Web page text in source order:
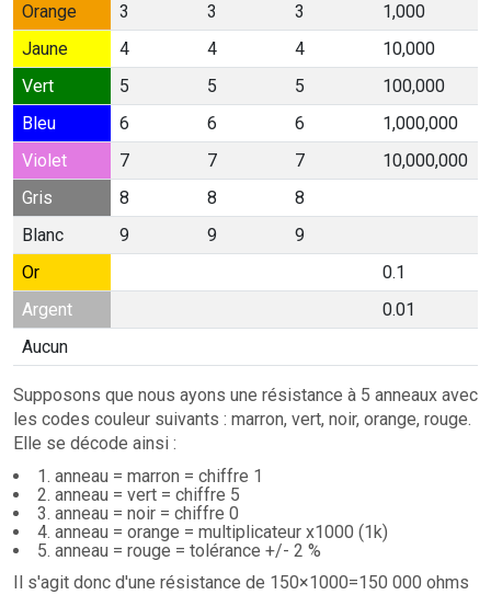
Orange
3 3 3
1,000
Jaune
4 4 4
10,000
Vert
5 5 5
100,000
Bleu
6 6 6
1,000,000
Violet
7 7 7
10,000,000
Gris
8 8
8
Blanc
9 9
9
Or
0.1
Argent
0.01
Aucun
Supposons que nous ayons une résistance à 5 anneaux avec
les codes couleur suivants : marron, vert, noir, orange, rouge.
Elle se décode ainsi :
1. anneau = marron = chiffre 1
2. anneau = vert = chiffre 5
3. anneau = noir = chiffre 0
4. anneau = orange = multiplicateur x1000 (1k)
5. anneau = rouge = tolérance +/- 2 %
Il s'agit donc d'une résistance de 150×1000=150 000 ohms